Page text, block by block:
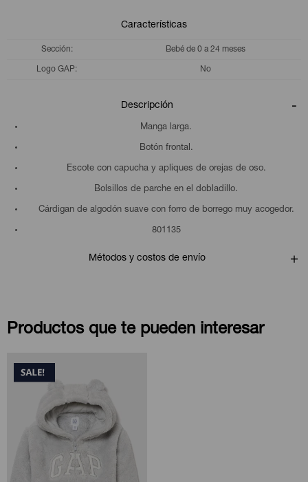
Características
Sección Bebé de 0 a 24 meses
Logo GAP No
Descripción
Manga larga.
Botón frontal.
Escote con capucha y apliques de orejas de oso.
Bolsillos de parche en el dobladillo.
Cárdigan de algodón suave con forro de borrego muy acogedor.
801135
Métodos y costos de envío
Productos que te pueden interesar